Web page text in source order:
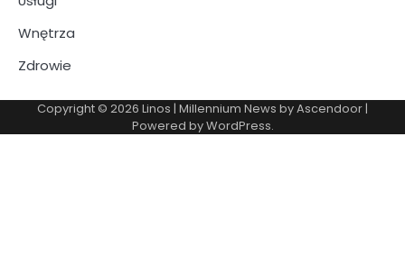
Wnętrza
Zdrowie
Copyright © 2026 Linos | Millennium News byAscendoor|
Powered byWordPress.